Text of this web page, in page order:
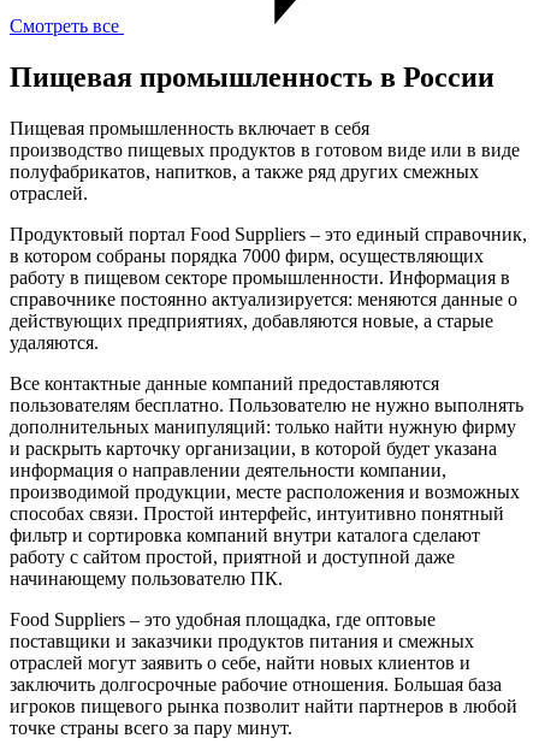
Смотреть все
Пищевая промышленность в России
Пищевая промышленность включает в себя
производство пищевых продуктов в готовом виде или в виде
полуфабрикатов, напитков, а также ряд других смежных
отраслей.
Продуктовый портал Food Suppliers – это единый справочник,
в котором собраны порядка 7000 фирм, осуществляющих
работу в пищевом секторе промышленности. Информация в
справочнике постоянно актуализируется: меняются данные о
действующих предприятиях, добавляются новые, а старые
удаляются.
Все контактные данные компаний предоставляются
пользователям бесплатно. Пользователю не нужно выполнять
дополнительных манипуляций: только найти нужную фирму
и раскрыть карточку организации, в которой будет указана
информация о направлении деятельности компании,
производимой продукции, месте расположения и возможных
способах связи. Простой интерфейс, интуитивно понятный
фильтр и сортировка компаний внутри каталога сделают
работу с сайтом простой, приятной и доступной даже
начинающему пользователю ПК.
Food Suppliers – это удобная площадка, где оптовые
поставщики и заказчики продуктов питания и смежных
отраслей могут заявить о себе, найти новых клиентов и
заключить долгосрочные рабочие отношения. Большая база
игроков пищевого рынка позволит найти партнеров в любой
точке страны всего за пару минут.